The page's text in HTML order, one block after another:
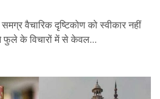
वैचारिक दृष्टिकोण को स्वीकार नहीं
फुले के विचारों में से केवल...